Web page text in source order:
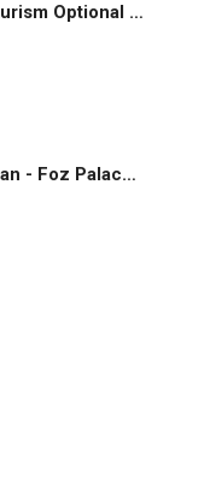
B&B Villa Paraiso - Naturism Optional Adults Only
Apartamento T&T Ocean - Foz Palace Residence Spa